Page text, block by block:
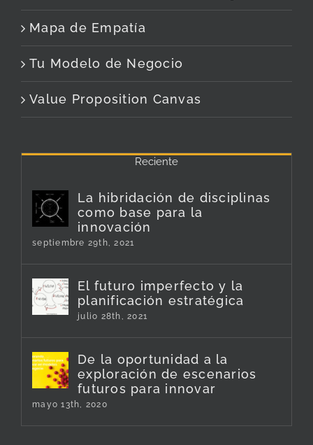
Mapa de Empatía
Tu Modelo de Negocio
Value Proposition Canvas
Reciente
La hibridación de disciplinas
como base para la
innovación
septiembre 29th, 2021
El futuro imperfecto y la
planificación estratégica
julio 28th, 2021
De la oportunidad a la
exploración de escenarios
futuros para innovar
mayo 13th, 2020